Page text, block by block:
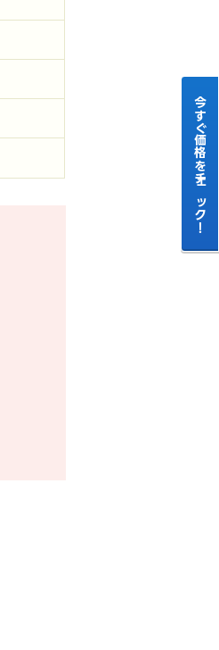
今すぐ価格をチェック！